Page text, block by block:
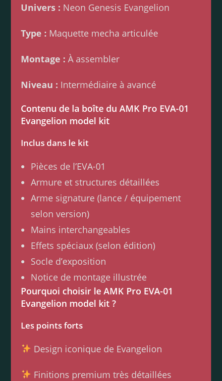
Univers : Neon Genesis Evangelion
Type : Maquette mecha articulée
Montage : À assembler
Niveau : Intermédiaire à avancé
Contenu de la boîte du AMK Pro EVA-01
Evangelion model kit
Inclus dans le kit
Pièces de l’EVA-01
Armure et structures détaillées
Arme signature (lance / équipement
selon version)
Mains interchangeables
Effets spéciaux (selon édition)
Socle d’exposition
Notice de montage illustrée
Pourquoi choisir le AMK Pro EVA-01
Evangelion model kit ?
Les points forts
Design iconique de Evangelion
Finitions premium très détaillées